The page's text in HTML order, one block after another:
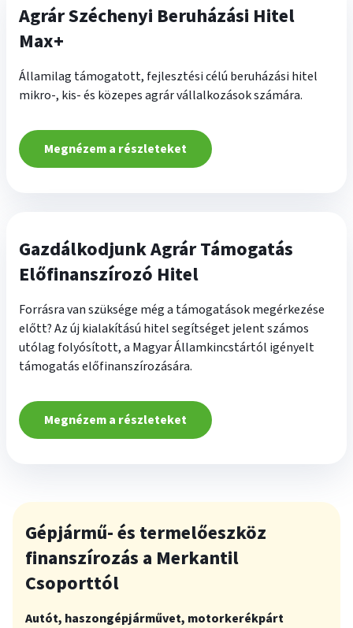
Agrár Széchenyi Beruházási Hitel
Max+
Államilag támogatott, fejlesztési célú beruházási hitel
mikro-, kis- és közepes agrár vállalkozások számára.
Megnézem a részleteket
Gazdálkodjunk Agrár Támogatás
Előfinanszírozó Hitel
Forrásra van szüksége még a támogatások megérkezése
előtt? Az új kialakítású hitel segítséget jelent számos
utólag folyósított, a Magyar Államkincstártól igényelt
támogatás előfinanszírozására.
Megnézem a részleteket
Gépjármű- és termelőeszköz
finanszírozás a Merkantil
Csoporttól
Autót, haszongépjárművet, motorkerékpárt